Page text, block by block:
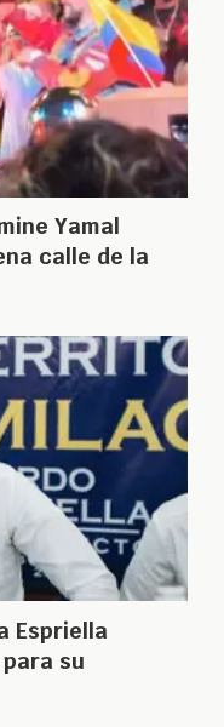
Yamal
calle de la
Espriella
su